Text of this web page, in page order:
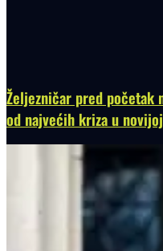
Željezničar pred početak
od najvećih kriza u